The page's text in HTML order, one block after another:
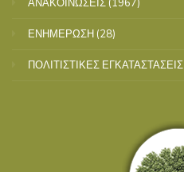
ΑΝΑΚΟΙΝΩΣΕΙΣ (1967)
ΕΝΗΜΕΡΩΣΗ (28)
ΠΟΛΙΤΙΣΤΙΚΕΣ ΕΓΚΑΤΑΣΤΑΣΕΙΣ